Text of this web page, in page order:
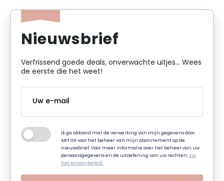
Nieuwsbrief
Verfrissend goede deals, onverwachte uitjes... Wees
de eerste die het weet!
Ik ga akkoord met de verwerking van mijn gegevens door
ART GE voor het beheer van mijn abonnement op de
nieuwsbrief. Voor meer informatie over het beheer van uw
persoonsgegevens en de uitoefening van uw rechten: zie
het privacybeleid.